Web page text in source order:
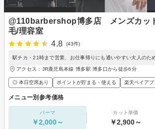
@110barbershop博多店 メンズカッ
毛/理容室
4.8
(43件)
駅チカ・21時まで営業、お仕事帰りにも通いやすい大人のた
アクセス：JR鹿児島本線 博多駅 博多口から徒歩6分
◎ 本日空席あり ポイントが貯まる・使える 楽天ペイアプ
メニュー別参考価格
パーマ
￥2,000～
カット単価
￥2,900～